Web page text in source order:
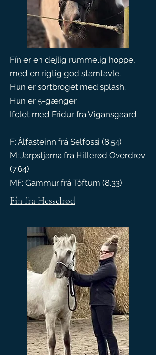
Fín er en dejlig rummelig hoppe,
med en rigtig god stamtavle.
Hun er sortbroget med splash.
Hun er 5-gænger
Ifolet med Fridur fra Vigansgaard
F: Álfasteinn frá Selfossi (8.54)
M: Jarpstjarna fra Hillerød Overdrev
(7.64)
MF: Gammur frá Tóftum (8.33)
Fín fra Hesselrød